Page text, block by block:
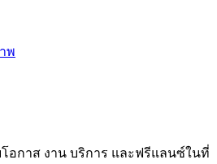
พ
อกาส งาน บริการ และฟรีแลนซ์ในที่